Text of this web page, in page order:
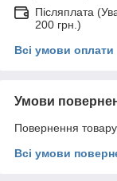
Післяплата
200 грн.)
Всі умови оплати
Умови
Повернення
Всі умови